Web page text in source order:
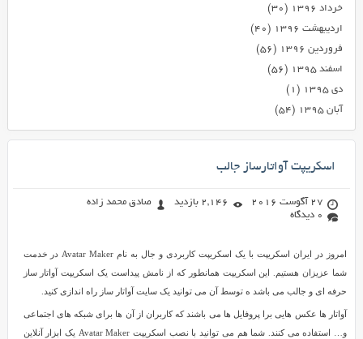
خرداد ۱۳۹۶
(۳۰)
اردیبهشت ۱۳۹۶
(۴۰)
فروردین ۱۳۹۶
(۵۶)
اسفند ۱۳۹۵
(۵۶)
دی ۱۳۹۵
(۱)
آبان ۱۳۹۵
(۵۴)
اسکریپت آواتارساز جالب
27 آگوست 2016 2,146 بازدید
صادق محمد زاده
0 دیدگاه
امروز در ایران اسکریپت با یک اسکریپت کاربردی و جال به نام Avatar Maker در خدمت
شما عزیزان هستیم. این اسکریپت همانطور که از نامش پیداست یک اسکریپت آواتار ساز
حرفه ای و جالب می باشد ه توسط آن می توانید یک سایت آواتار ساز راه اندازی کنید.
آواتار ها عکس هایی برا پروفایل ها می باشند که کاربران از آن ها برای شبکه های اجتماعی
و… استفاده می کنند. شما هم می توانید با نصب اسکریپت Avatar Maker یک ابزار آنلاین